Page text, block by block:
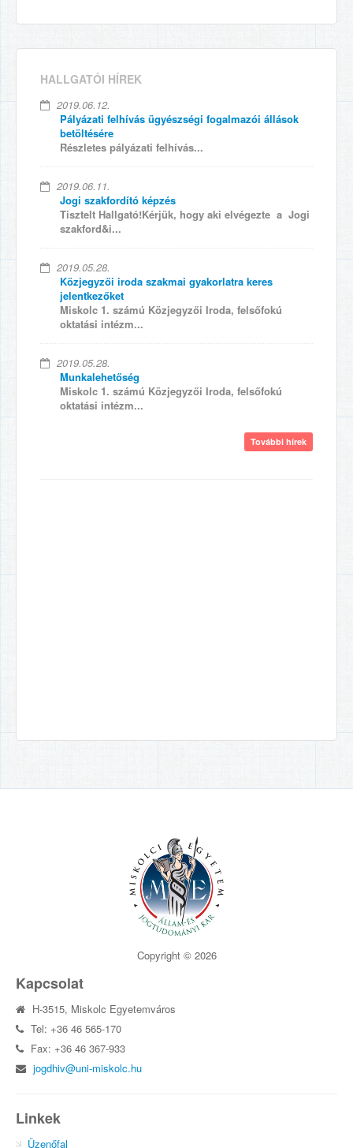
HALLGATÓI HÍREK
2019.06.12.
Pályázati felhívás ügyészségi fogalmazói állások
betöltésére
Részletes pályázati felhívás...
2019.06.11.
Jogi szakfordító képzés
Tisztelt Hallgató!Kérjük, hogy aki elvégezte a Jogi
szakford&i...
2019.05.28.
Közjegyzői iroda szakmai gyakorlatra keres
jelentkezőket
Miskolc 1. számú Közjegyzői Iroda, felsőfokú
oktatási intézm...
2019.05.28.
Munkalehetőség
Miskolc 1. számú Közjegyzői Iroda, felsőfokú
oktatási intézm...
További hírek
Copyright © 2026
Kapcsolat
H-3515, Miskolc Egyetemváros
Tel: +36 46 565-170
Fax: +36 46 367-933
jogdhiv@uni-miskolc.hu
Linkek
Üzenőfal